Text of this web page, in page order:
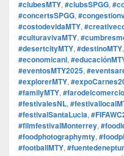
#clubesMTY, #clubsSPGG,
#concertsSPGG,
#costodevidaMTY,
#culturavivaMTY,
#desertcityMTY, #destinoMTY,
#economicanl,
#eventosMTY2025,
#explorerMTY,
#familyMTY, #farodelcomercio
#festivalesNL,
#festivalSantaLucia,
#filmfestivalMonterrey,
#foodphotographymty,
#footballMTY,